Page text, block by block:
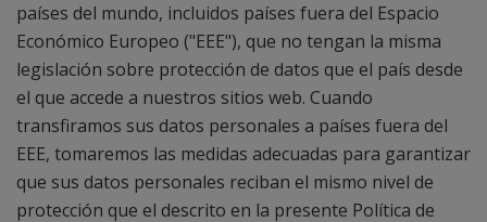
países del mundo, incluidos países fuera del Espacio
Económico Europeo ("EEE"), que no tengan la misma
legislación sobre protección de datos que el país desde
el que accede a nuestros sitios web. Cuando
transfiramos sus datos personales a países fuera del
EEE, tomaremos las medidas adecuadas para garantizar
que sus datos personales reciban el mismo nivel de
protección que el descrito en la presente Política de